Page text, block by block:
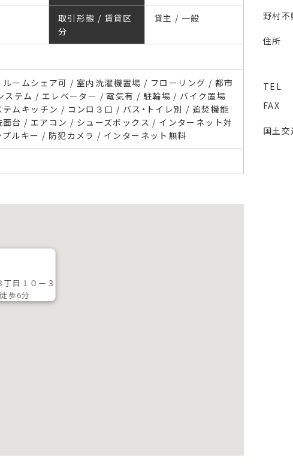
取引形態 / 賃貸区
分
貸主 / 一般
ームシェア可 / 室内洗濯機置場 / フローリング / 都市
テム / エレベーター / 電気有 / 駐輪場 / バイク置場
ムキッチン / コンロ３口 / バス・トイレ別 / 追焚機能
台 / エアコン / シューズボックス / インターネット対
ルキー / 防犯カメラ / インターネット無料
目１０－３
歩6分
野村不
住所
TEL
FAX
国土